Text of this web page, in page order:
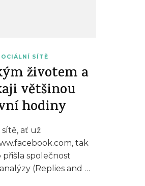
SÍTĚ
životem a
většinou
hodiny
ať už
tak
přišla společnost
(Replies and …